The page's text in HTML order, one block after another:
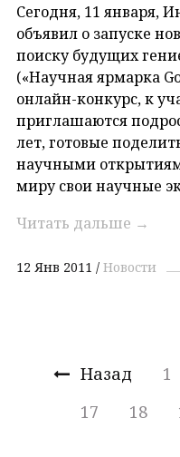
Сегодня, 11 января,
объявил о запуске
поиску будущих
(«Научная ярмарка
онлайн-конкурс, к
приглашаются
лет, готовые
научными
миру свои научные
Читать дальше →
12 Янв 2011 Новости
Назад 1
17
18